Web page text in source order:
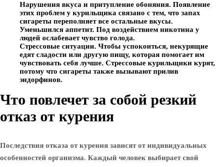
Нарушения вкуса и притупление обоняния. Появление
этих проблем у курильщика связано с тем, что запах
сигареты переполняет все остальные вкусы.
Уменьшился аппетит. Под воздействием никотина у
людей ослабевает чувство голода.
Стрессовые ситуации. Чтобы успокоиться, некурящие
едят сладости или другую пищу, которая помогает им
чувствовать себя лучше. Стрессовые курильщики курят,
потому что сигареты также вызывают прилив
эндорфинов.
Что повлечет за собой резкий
отказ от курения
Последствия отказа от курения зависят от индивидуальных
особенностей организма. Каждый человек выбирает свой